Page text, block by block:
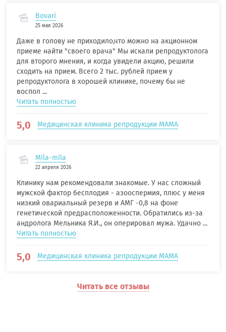
Bovari
25 мая 2026
Даже в голову не приходило,что можно на акционном
приеме найти "своего врача" Мы искали репродуктолога
для второго мнения, и когда увидели акцию, решили
сходить на прием. Всего 2 тыс. рублей прием у
репродуктолога в хорошей клинике, почему бы не
воспол ...
Читать полностью
5,0 Медицинская клиника репродукции МАМА
Mila-mila
22 апреля 2026
Клинику нам рекомендовали знакомые. У нас сложный
мужской фактор бесплодия - азооспермия, плюс у меня
низкий овариальный резерв и АМГ -0,8 на фоне
генетической предрасположенности. Обратились из-за
андролога Мельника Я.И., он оперировал мужа. Удачно ...
Читать полностью
5,0 Медицинская клиника репродукции МАМА
Читать все отзывы